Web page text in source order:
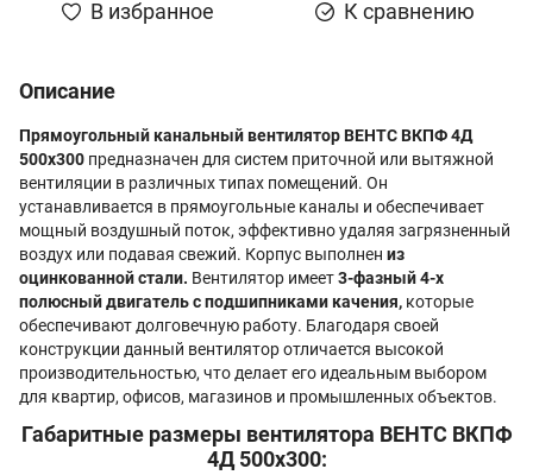
В избранное К сравнению
Описание
Прямоугольный канальный вентилятор ВЕНТС ВКПФ 4Д
500x300 предназначен для систем приточной или вытяжной
вентиляции в различных типах помещений. Он
устанавливается в прямоугольные каналы и обеспечивает
мощный воздушный поток, эффективно удаляя загрязненный
воздух или подавая свежий. Корпус выполнен из
оцинкованной стали. Вентилятор имеет3-фазный 4-х
полюсный двигатель с подшипниками качения, которые
обеспечивают долговечную работу. Благодаря своей
конструкции данный вентилятор отличается высокой
производительностью, что делает его идеальным выбором
для квартир, офисов, магазинов и промышленных объектов.
Габаритные размеры вентилятора ВЕНТС ВКПФ
4Д 500x300: